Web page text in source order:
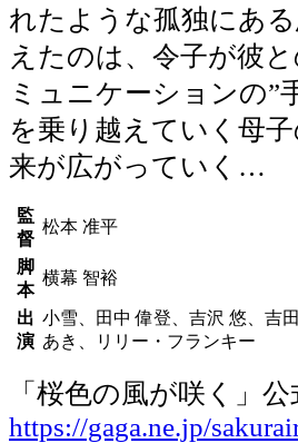
れたような孤独にあ
えたのは、令子が彼
ミュニケーションの”
を乗り越えていく母
来が広がっていく…
監
督
松本 准平
脚
本
横幕 智裕
出
演
小雪、田中 偉登、吉沢 悠、吉
あき、リリー・フランキー
「桜色の風が咲く」
https://gaga.ne.jp/